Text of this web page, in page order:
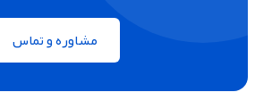
مشاوره و تماس